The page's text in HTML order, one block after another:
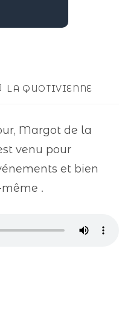
LA QUOTIVIENNE
Margot de la
venu pour
et bien
.